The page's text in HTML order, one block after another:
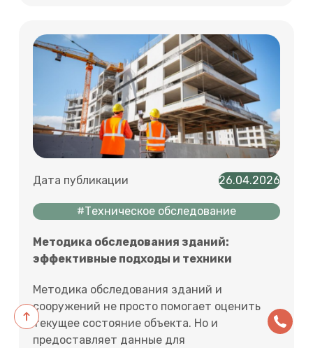
Дата публикации 26.04.2026
#Техническое обследование
Методика обследования зданий:
эффективные подходы и техники
Методика обследования зданий и
сооружений не просто помогает оценить
текущее состояние объекта. Но и
предоставляет данные для